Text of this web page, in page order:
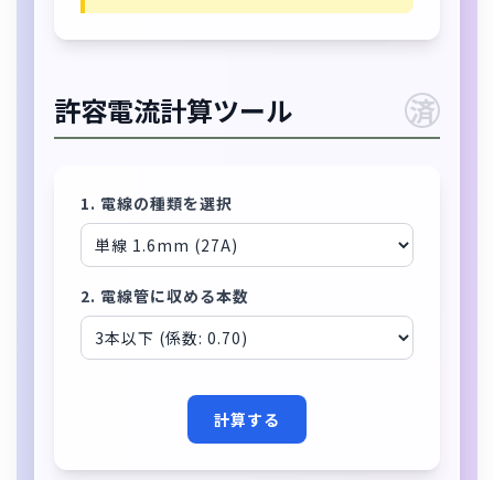
許容電流計算ツール 済
1. 電線の種類を選択
2. 電線管に収める本数
計算する